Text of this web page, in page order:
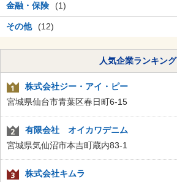
金融・保険 (1)
その他 (12)
人気企業ランキング
株式会社ジー・アイ・ピー
宮城県仙台市青葉区春日町6-15
有限会社 オイカワデニム
宮城県気仙沼市本吉町蔵内83-1
株式会社キムラ